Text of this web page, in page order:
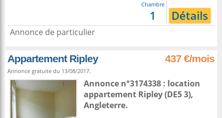
Chambre
1 Détails
Annonce de particulier
Appartement Ripley 437 €/mois
Annonce gratuite du 13/08/2017.
Annonce n°3174338 : location
appartement Ripley(DE5 3),
Angleterre.